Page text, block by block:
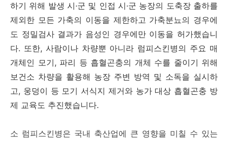
하기 위해 발생 시·군 및 인접 시·군 농장의 도축장 출하를
제외한 모든 가축의 이동을 제한하고 가축분뇨의 경우에
도 정밀검사 결과가 음성인 경우에만 이동을 허가했습니
다. 또한, 사람이나 차량뿐 아니라 럼피스킨병의 주요 매
개체인 모기, 파리 등 흡혈곤충의 개체 수를 줄이기 위해
보건소 차량을 활용해 농장 주변 방역 및 소독을 실시하
고, 웅덩이 등 모기 서식지 제거와 농가 대상 흡혈곤충 방
제 교육도 추진했습니다.
소 럼피스킨병은 국내 축산업에 큰 영향을 미칠 수 있는